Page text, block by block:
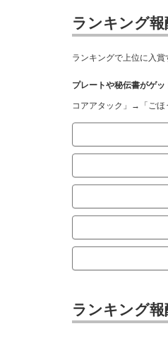
ランキング
ランキングで上位に入賞
プレートや秘伝書がゲッ
コアアタック」→「ごほ
ランキング